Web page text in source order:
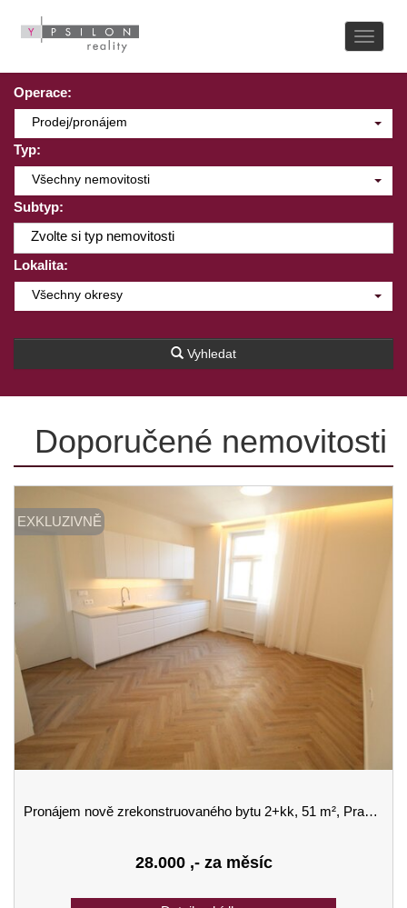
Operace:
Prodej/pronájem
Typ:
Všechny nemovitosti
Subtyp:
Zvolte si typ nemovitosti
Lokalita:
Všechny okresy
Vyhledat
Doporučené nemovitosti
EXKLUZIVNĚ
Pronájem nově zrekonstruovaného bytu 2+kk, 51 m², Praha 3 – Žižkov, Jeseniova ulice
28.000,- za měsíc